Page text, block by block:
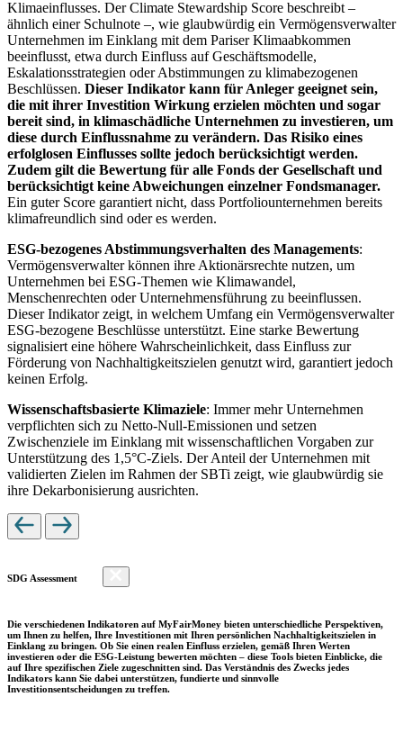
Klimaeinflusses. Der Climate Stewardship Score beschreibt –
ähnlich einer Schulnote –, wie glaubwürdig ein Vermögensverwalter
Unternehmen im Einklang mit dem Pariser Klimaabkommen
beeinflusst, etwa durch Einfluss auf Geschäftsmodelle,
Eskalationsstrategien oder Abstimmungen zu klimabezogenen
Beschlüssen. Dieser Indikator kann für Anleger geeignet sein,
die mit ihrer Investition Wirkung erzielen möchten und sogar
bereit sind, in klimaschädliche Unternehmen zu investieren, um
diese durch Einflussnahme zu verändern. Das Risiko eines
erfolglosen Einflusses sollte jedoch berücksichtigt werden.
Zudem gilt die Bewertung für alle Fonds der Gesellschaft und
berücksichtigt keine Abweichungen einzelner Fondsmanager.
Ein guter Score garantiert nicht, dass Portfoliounternehmen bereits
klimafreundlich sind oder es werden.
ESG-bezogenes Abstimmungsverhalten des Managements:
Vermögensverwalter können ihre Aktionärsrechte nutzen, um
Unternehmen bei ESG-Themen wie Klimawandel,
Menschenrechten oder Unternehmensführung zu beeinflussen.
Dieser Indikator zeigt, in welchem Umfang ein Vermögensverwalter
ESG-bezogene Beschlüsse unterstützt. Eine starke Bewertung
signalisiert eine höhere Wahrscheinlichkeit, dass Einfluss zur
Förderung von Nachhaltigkeitszielen genutzt wird, garantiert jedoch
keinen Erfolg.
Wissenschaftsbasierte Klimaziele: Immer mehr Unternehmen
verpflichten sich zu Netto-Null-Emissionen und setzen
Zwischenziele im Einklang mit wissenschaftlichen Vorgaben zur
Unterstützung des 1,5°C-Ziels. Der Anteil der Unternehmen mit
validierten Zielen im Rahmen der SBTi zeigt, wie glaubwürdig sie
ihre Dekarbonisierung ausrichten.
SDG Assessment
Die verschiedenen Indikatoren auf MyFairMoney bieten unterschiedliche Perspektiven,
um Ihnen zu helfen, Ihre Investitionen mit Ihren persönlichen Nachhaltigkeitszielen in
Einklang zu bringen. Ob Sie einen realen Einfluss erzielen, gemäß Ihren Werten
investieren oder die ESG-Leistung bewerten möchten – diese Tools bieten Einblicke, die
auf Ihre spezifischen Ziele zugeschnitten sind. Das Verständnis des Zwecks jedes
Indikators kann Sie dabei unterstützen, fundierte und sinnvolle
Investitionsentscheidungen zu treffen.